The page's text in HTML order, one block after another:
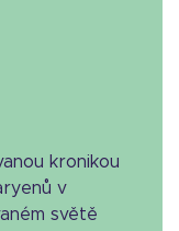
kronikou
v
světě